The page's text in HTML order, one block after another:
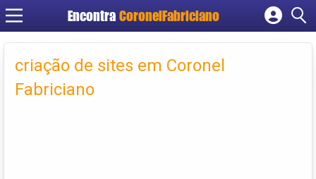
Encontra CoronelFabriciano
Cadastrar empresa
Criar conta
criação de sites em Coronel
Fabriciano